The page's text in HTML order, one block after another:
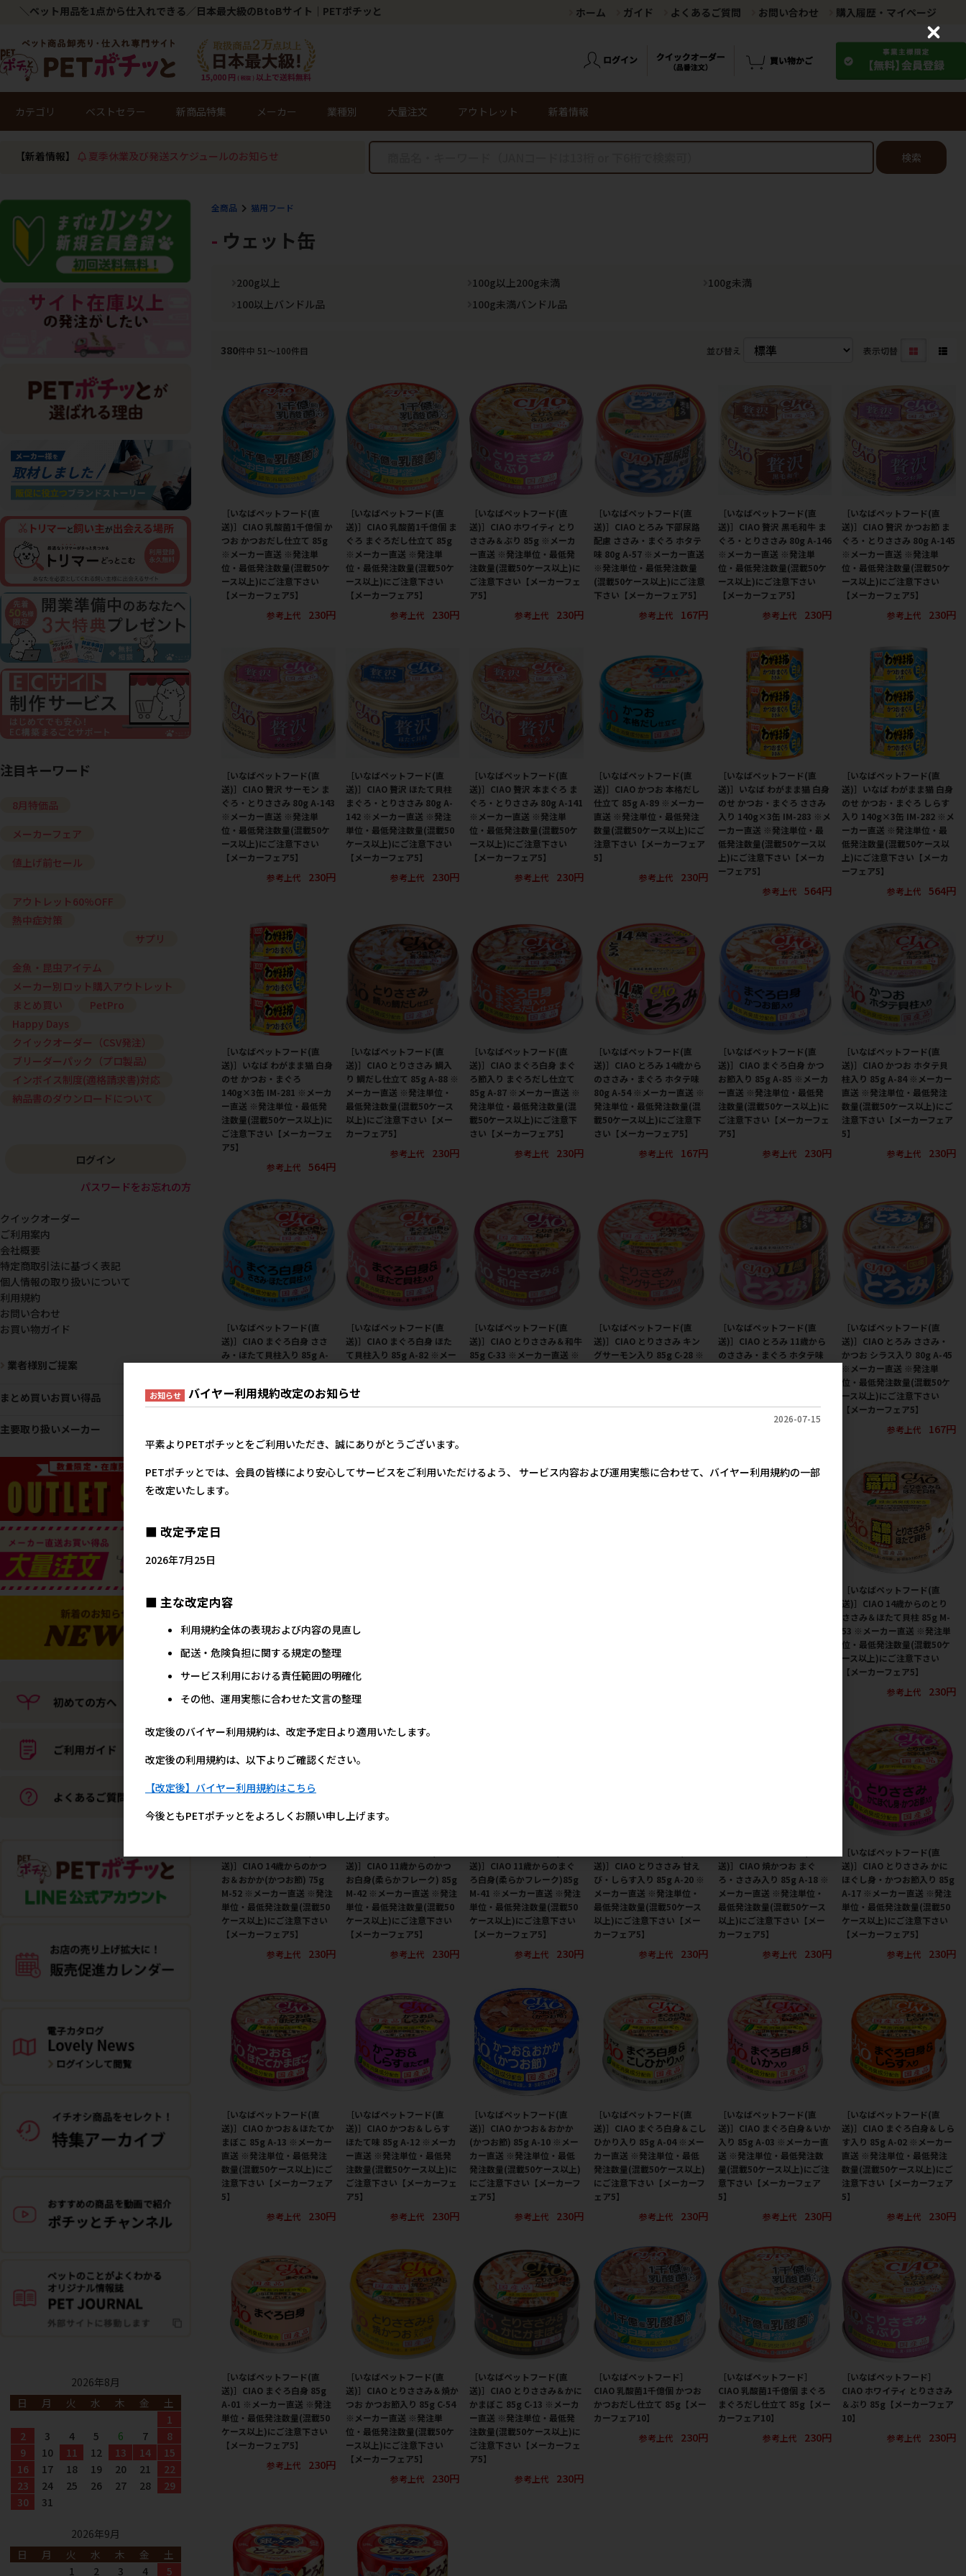
＼ペット用品を1点から仕入れできる／日本最大級のBtoBサイト｜PETポチッと ホーム ガイド よくあるご質問 お問い合わせ 購入履歴・マイページ
カテゴリ ベストセラー 新商品特集 メーカー 業種別 大量注文 アウトレット 新着情報
【新着情報】 夏季休業及び発送スケジュールのお知らせ 検索
全商品 猫用フード
ウェット缶
200g以上 100g以上200g未満
100g未満
100以上バンドル品
100g未満バンドル品
380件中 51〜100件目 並び替え 表示切替
［いなばペットフード(直
送)］CIAO 乳酸菌1千億個 か
つお かつおだし仕立て 85g
※メーカー直送 ※発注単
位・最低発注数量(混載50ケ
ース以上)にご注意下さい
【メーカーフェア5】
参考上代
230円
［いなばペットフード(直
送)］CIAO 乳酸菌1千億個 ま
ぐろ まぐろだし仕立て 85g
※メーカー直送 ※発注単
位・最低発注数量(混載50ケ
ース以上)にご注意下さい
【メーカーフェア5】
参考上代
230円
［いなばペットフード(直
送)］CIAO ホワイティ とり
ささみ＆ぶり 85g ※メーカ
ー直送 ※発注単位・最低発
注数量(混載50ケース以上)に
ご注意下さい【メーカーフェ
ア5】
参考上代
230円
［いなばペットフード(直
送)］CIAO とろみ 下部尿路
配慮 ささみ・まぐろ ホタテ
味 80g A-57 ※メーカー直送
※発注単位・最低発注数量
(混載50ケース以上)にご注意
下さい【メーカーフェア5】
参考上代
167円
［いなばペットフード(直
送)］CIAO 贅沢 黒毛和牛 ま
ぐろ・とりささみ 80g A-146
※メーカー直送 ※発注単
位・最低発注数量(混載50ケ
ース以上)にご注意下さい
【メーカーフェア5】
参考上代
230円
［いなばペットフード(直
送)］CIAO 贅沢 かつお節 ま
ぐろ・とりささみ 80g A-145
※メーカー直送 ※発注単
位・最低発注数量(混載50ケ
ース以上)にご注意下さい
【メーカーフェア5】
参考上代
230円
［いなばペットフード(直
送)］CIAO 贅沢 サーモン ま
ぐろ・とりささみ 80g A-143
※メーカー直送 ※発注単
位・最低発注数量(混載50ケ
ース以上)にご注意下さい
【メーカーフェア5】
参考上代
230円
［いなばペットフード(直
送)］CIAO 贅沢 ほたて貝柱
まぐろ・とりささみ 80g A-
142 ※メーカー直送 ※発注
単位・最低発注数量(混載50
ケース以上)にご注意下さい
【メーカーフェア5】
参考上代
230円
［いなばペットフード(直
送)］CIAO 贅沢 本まぐろ ま
ぐろ・とりささみ 80g A-141
※メーカー直送 ※発注単
位・最低発注数量(混載50ケ
ース以上)にご注意下さい
【メーカーフェア5】
参考上代
230円
［いなばペットフード(直
送)］CIAO かつお 本格だし
仕立て 85g A-89 ※メーカー
直送 ※発注単位・最低発注
数量(混載50ケース以上)にご
注意下さい【メーカーフェア
5】
参考上代
230円
［いなばペットフード(直
送)］いなば わがまま猫 白身
のせ かつお・まぐろ ささみ
入り 140g×3缶 IM-283 ※メ
ーカー直送 ※発注単位・最
低発注数量(混載50ケース以
上)にご注意下さい【メーカ
ーフェア5】
参考上代
564円
［いなばペットフード(直
送)］いなば わがまま猫 白身
のせ かつお・まぐろ しらす
入り 140g×3缶 IM-282 ※メ
ーカー直送 ※発注単位・最
低発注数量(混載50ケース以
上)にご注意下さい【メーカ
ーフェア5】
参考上代
564円
［いなばペットフード(直
送)］いなば わがまま猫 白身
のせ かつお・まぐろ
140g×3缶 IM-281 ※メーカ
ー直送 ※発注単位・最低発
注数量(混載50ケース以上)に
ご注意下さい【メーカーフェ
ア5】
参考上代
564円
［いなばペットフード(直
送)］CIAO とりささみ 鯛入
り 鯛だし仕立て 85g A-88 ※
メーカー直送 ※発注単位・
最低発注数量(混載50ケース
以上)にご注意下さい【メー
カーフェア5】
参考上代
230円
［いなばペットフード(直
送)］CIAO まぐろ白身 まぐ
ろ節入り まぐろだし仕立て
85g A-87 ※メーカー直送 ※
発注単位・最低発注数量(混
載50ケース以上)にご注意下
さい【メーカーフェア5】
参考上代
230円
［いなばペットフード(直
送)］CIAO とろみ 14歳から
のささみ・まぐろ ホタテ味
80g A-54 ※メーカー直送 ※
発注単位・最低発注数量(混
載50ケース以上)にご注意下
さい【メーカーフェア5】
参考上代
167円
［いなばペットフード(直
送)］CIAO まぐろ白身 かつ
お節入り 85g A-85 ※メーカ
ー直送 ※発注単位・最低発
注数量(混載50ケース以上)に
ご注意下さい【メーカーフェ
ア5】
参考上代
230円
［いなばペットフード(直
送)］CIAO かつお ホタテ貝
柱入り 85g A-84 ※メーカー
直送 ※発注単位・最低発注
数量(混載50ケース以上)にご
注意下さい【メーカーフェア
5】
参考上代
230円
［いなばペットフード(直
送)］CIAO まぐろ白身 ささ
み・ほたて貝柱入り 85g A-
ース以上)にご注意下さい
【メーカーフェア5】
［いなばペットフード(直
送)］CIAO まぐろ白身 ほた
て貝柱入り 85g A-82 ※メー
にご注意下さい【メーカーフ
ェア5】
［いなばペットフード(直
送)］CIAO とりささみ＆和牛
85g C-33 ※メーカー直送 ※
［いなばペットフード(直
送)］CIAO とりささみ キン
グサーモン入り 85g C-28 ※
カーフェア5】
［いなばペットフード(直
送)］CIAO とろみ 11歳から
のささみ・まぐろ ホタテ味
さい【メーカーフェア5】
［いなばペットフード(直
送)］CIAO とろみ ささみ・
かつお シラス入り 80g A-45
※メーカー直送 ※発注単
位・最低発注数量(混載50ケ
ース以上)にご注意下さい
【メーカーフェア5】
参考上代
167円
送)］CIAO とろみ ささみ・
メーカー直送 ※発注単位・
以上)にご注意下さい【メー
カーフェア5】
参考上代
167円
43 ※メーカー直送 ※発注単
【メーカーフェア5】
［いなばペットフード(直
送)］CIAO 14歳からのとり
ささみ＆ほたて貝柱 85g M-
53 ※メーカー直送 ※発注単
位・最低発注数量(混載50ケ
ース以上)にご注意下さい
【メーカーフェア5】
参考上代
230円
送)］CIAO 14歳からのかつ
お＆おかか(かつお節) 75g
M-52 ※メーカー直送 ※発注
単位・最低発注数量(混載50
ケース以上)にご注意下さい
【メーカーフェア5】
参考上代
230円
送)］CIAO 11歳からのかつ
お白身(柔らかフレーク) 85g
M-42 ※メーカー直送 ※発注
単位・最低発注数量(混載50
ケース以上)にご注意下さい
【メーカーフェア5】
参考上代
230円
送)］CIAO 11歳からのまぐ
ろ白身(柔らかフレーク)85g
M-41 ※メーカー直送 ※発注
単位・最低発注数量(混載50
ケース以上)にご注意下さい
【メーカーフェア5】
参考上代
230円
送)］CIAO とりささみ 甘え
び・しらす入り 85g A-20 ※
メーカー直送 ※発注単位・
最低発注数量(混載50ケース
以上)にご注意下さい【メー
カーフェア5】
参考上代
230円
送)］CIAO 焼かつお まぐ
ろ・ささみ入り 85g A-18 ※
メーカー直送 ※発注単位・
最低発注数量(混載50ケース
以上)にご注意下さい【メー
カーフェア5】
参考上代
230円
［いなばペットフード(直
送)］CIAO とりささみ かに
ほぐし身・かつお節入り 85g
A-17 ※メーカー直送 ※発注
単位・最低発注数量(混載50
ケース以上)にご注意下さい
【メーカーフェア5】
参考上代
230円
［いなばペットフード(直
送)］CIAO かつお＆ほたてか
まぼこ 85g A-13 ※メーカー
直送 ※発注単位・最低発注
数量(混載50ケース以上)にご
注意下さい【メーカーフェア
5】
参考上代
230円
［いなばペットフード(直
送)］CIAO かつお＆しらす
ほたて味 85g A-12 ※メーカ
ー直送 ※発注単位・最低発
注数量(混載50ケース以上)に
ご注意下さい【メーカーフェ
ア5】
参考上代
230円
［いなばペットフード(直
送)］CIAO かつお＆おかか
(かつお節) 85g A-10 ※メー
カー直送 ※発注単位・最低
発注数量(混載50ケース以上)
にご注意下さい【メーカーフ
ェア5】
参考上代
230円
［いなばペットフード(直
送)］CIAO まぐろ白身＆こし
ひかり入り 85g A-04 ※メー
カー直送 ※発注単位・最低
発注数量(混載50ケース以上)
にご注意下さい【メーカーフ
ェア5】
参考上代
230円
［いなばペットフード(直
送)］CIAO まぐろ白身＆いか
入り 85g A-03 ※メーカー直
送 ※発注単位・最低発注数
量(混載50ケース以上)にご注
意下さい【メーカーフェア
5】
参考上代
230円
［いなばペットフード(直
送)］CIAO まぐろ白身＆しら
す入り 85g A-02 ※メーカー
直送 ※発注単位・最低発注
数量(混載50ケース以上)にご
注意下さい【メーカーフェア
5】
参考上代
230円
［いなばペットフード(直
送)］CIAO まぐろ白身 85g
A-01 ※メーカー直送 ※発注
単位・最低発注数量(混載50
ケース以上)にご注意下さい
【メーカーフェア5】
参考上代
230円
［いなばペットフード(直
送)］CIAO とりささみ＆焼か
つお かつお節入り 85g C-54
※メーカー直送 ※発注単
位・最低発注数量(混載50ケ
ース以上)にご注意下さい
【メーカーフェア5】
参考上代
230円
［いなばペットフード(直
送)］CIAO とりささみ＆かに
かまぼこ 85g C-13 ※メーカ
ー直送 ※発注単位・最低発
注数量(混載50ケース以上)に
ご注意下さい【メーカーフェ
ア5】
参考上代
230円
［いなばペットフード］
CIAO 乳酸菌1千億個 かつお
かつおだし仕立て 85g【メー
カーフェア10】
参考上代
230円
［いなばペットフード］
CIAO 乳酸菌1千億個 まぐろ
まぐろだし仕立て 85g【メー
カーフェア10】
参考上代
230円
［いなばペットフード］
CIAO ホワイティ とりささみ
＆ぶり 85g【メーカーフェア
10】
参考上代
230円
注目キーワード
8月特価品
メーカーフェア
値上げ前セール
アウトレット60%OFF
熱中症対策
サプリ
金魚・昆虫アイテム
メーカー別ロット購入アウトレット
まとめ買い
PetPro
Happy Days
クイックオーダー（CSV発注）
ブリーダーパック（プロ製品）
インボイス制度(適格請求書)対応
納品書のダウンロードについて
ログイン
パスワードをお忘れの方
クイックオーダー
ご利用案内
会社概要
特定商取引法に基づく表記
個人情報の取り扱いについて
利用規約
お問い合わせ
お買い物ガイド
業者様別ご提案
まとめ買いお買い得品
主要取り扱いメーカー
2026年8月
日
月 火 水 木 金
土
1
2
3 4 5 6 7
8
9
10 11 12 13 14
15
16
17 18 19 20 21
22
23
24 25 26 27 28
29
30
31
2026年9月
日
月 火 水 木 金
土
1
2 3 4 5
お知らせ バイヤー利用規約改定のお知らせ
2026-07-15
平素よりPETポチッとをご利用いただき、誠にありがとうございます。
PETポチッとでは、会員の皆様により安心してサービスをご利用いただけるよう、 サービス内容および運用実態に合わせて、バイヤー利用規約の一部
を改定いたします。
■ 改定予定日
2026年7月25日
■ 主な改定内容
利用規約全体の表現および内容の見直し
配送・危険負担に関する規定の整理
サービス利用における責任範囲の明確化
その他、運用実態に合わせた文言の整理
改定後のバイヤー利用規約は、改定予定日より適用いたします。
改定後の利用規約は、以下よりご確認ください。
【改定後】バイヤー利用規約はこちら
今後ともPETポチッとをよろしくお願い申し上げます。
C
o
s
e